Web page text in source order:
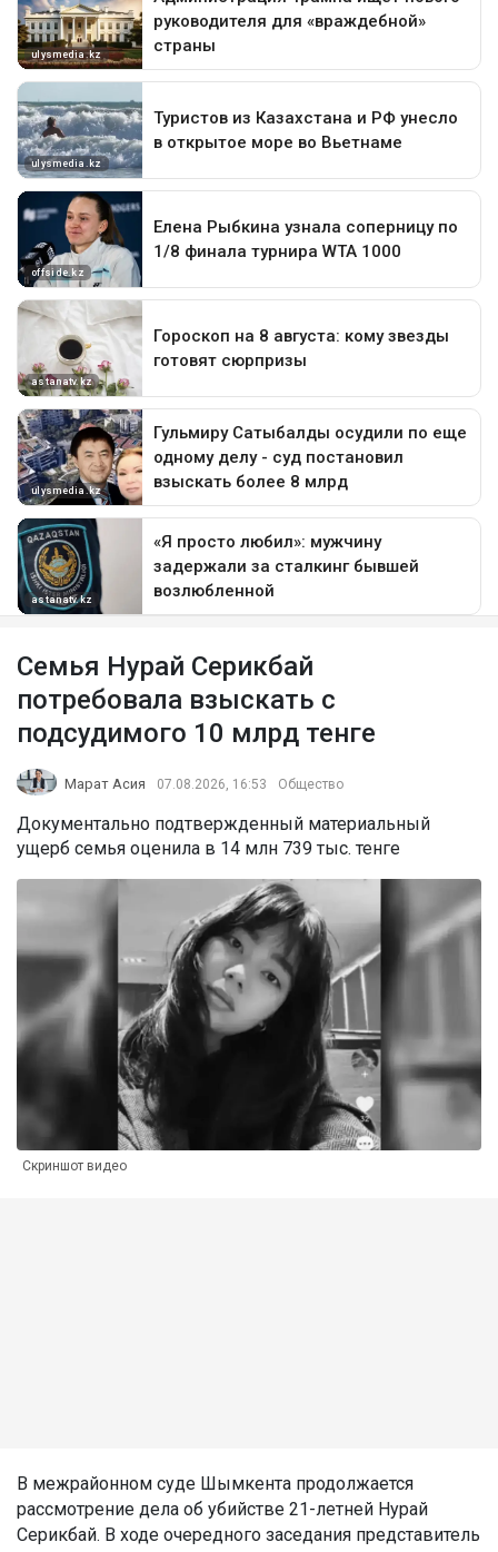
Семья Нурай Серикбай
потребовала взыскать с
подсудимого 10 млрд тенге
Марат Асия 07.08.2026, 16:53 Общество
Документально подтвержденный материальный
ущерб семья оценила в 14 млн 739 тыс. тенге
Скриншот видео
В межрайонном суде Шымкента продолжается
рассмотрение дела об убийстве 21-летней Нурай
Серикбай. В ходе очередного заседания представитель